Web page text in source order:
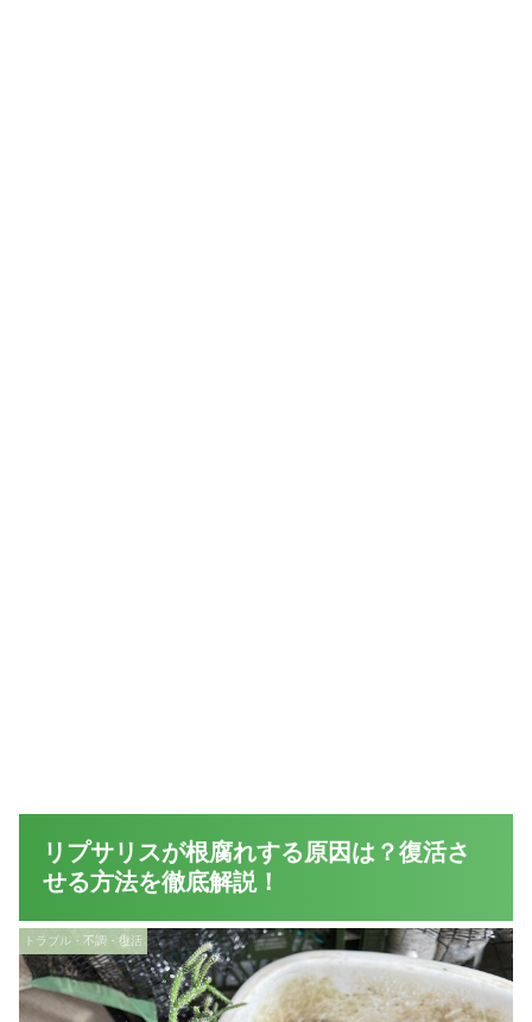
リプサリスが根腐れする原因は？復活さ
せる方法を徹底解説！
トラブル・不調・復活